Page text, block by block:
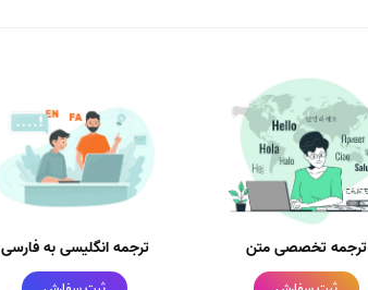
ترجمه تخصصی متن ترجمه انگلیسی به فارسی